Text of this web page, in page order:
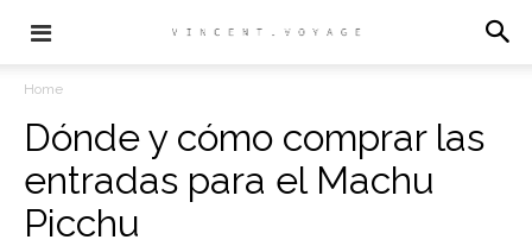
Home
Dónde y cómo comprar las
entradas para el Machu
Picchu